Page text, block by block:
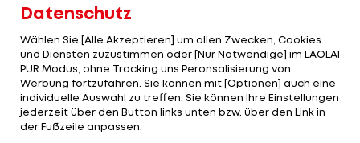
Doch es dürfte nicht nur Interesse von seinem Ex-
Chelsea, Manchester Unitedund derFC Porto
mit einem Transfer in Verbindung gebracht.
Vorerst Absage an Serie-A-Klubs
Datenschutz
Wählen Sie [Alle Akzeptieren] um allen Zwecken, Cookies
und Diensten zuzustimmen oder [Nur Notwendige] im LAOLA1
PUR Modus, ohne Tracking uns Peronsalisierung von
Werbung fortzufahren. Sie können mit [Optionen] auch eine
individuelle Auswahl zu treffen. Sie können Ihre Einstellungen
jederzeit über den Button links unten bzw. über den Link in
der Fußzeile anpassen.